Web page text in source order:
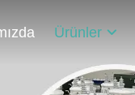
Ürünler